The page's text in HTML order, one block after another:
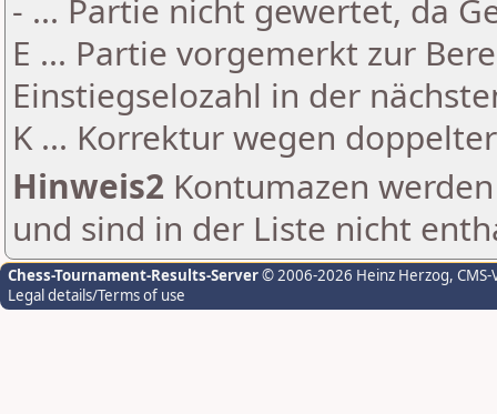
- ... Partie nicht gewertet, da
E ... Partie vorgemerkt zur
Einstiegselozahl in der
K ... Korrektur wegen
Hinweis2 Kontumazen
und sind in der Liste nicht
Chess-Tournament-Results-Server© 2006-2026 Heinz Herzog,
Legal details/Terms of use